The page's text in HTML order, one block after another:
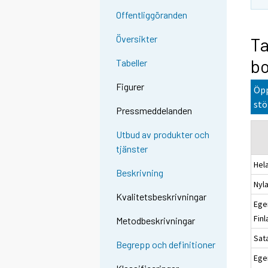
Offentliggöranden
Översikter
Tabeller
Figurer
Pressmeddelanden
Utbud av produkter och
tjänster
Beskrivning
Kvalitetsbeskrivningar
Metodbeskrivningar
Begrepp och definitioner